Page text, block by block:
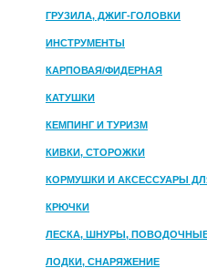
ГРУЗИЛА, ДЖИГ-ГОЛОВКИ
ИНСТРУМЕНТЫ
КАРПОВАЯ/ФИДЕРНАЯ
КАТУШКИ
КЕМПИНГ И ТУРИЗМ
КИВКИ, СТОРОЖКИ
КОРМУШКИ И АКСЕССУАРЫ
ПРИКОРМКИ
КРЮЧКИ
ЛЕСКА, ШНУРЫ,
МАТЕРИАЛЫ
ЛОДКИ, СНАРЯЖЕНИЕ